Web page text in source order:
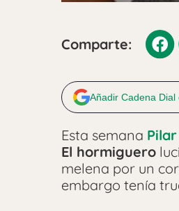
Comparte:
Añadir Cadena Dial
Esta semana
El hormiguero
melena por un
embargo tenía